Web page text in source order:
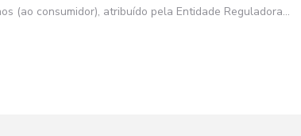
(ao consumidor), atribuído pela Entidade Reguladora...